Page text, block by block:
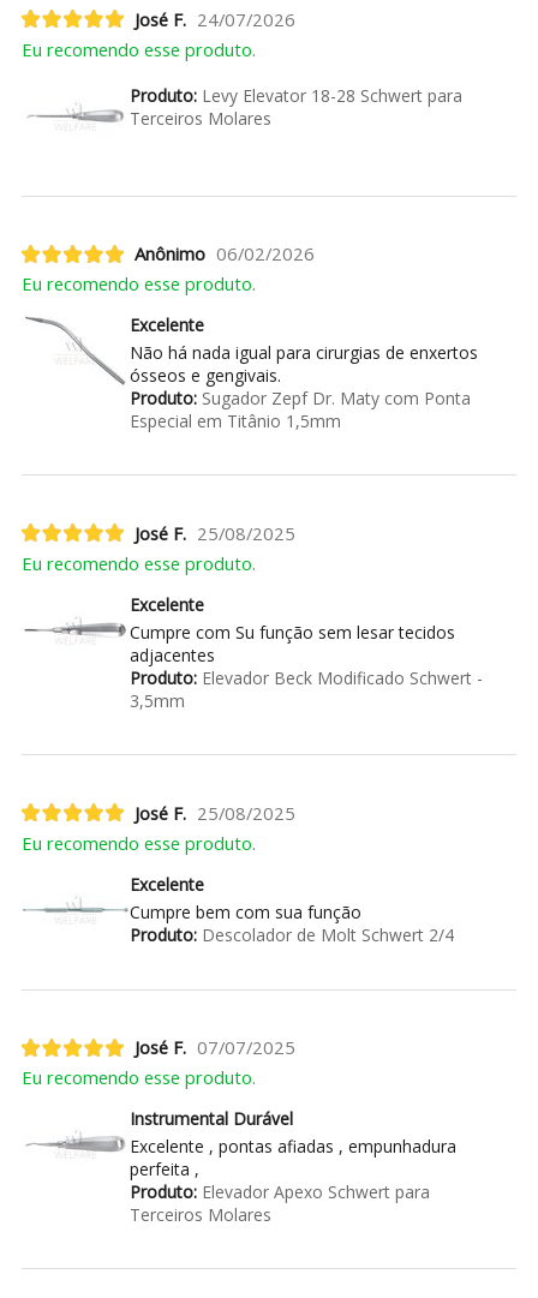
José F. 24/07/2026
Eu recomendo esse produto.
Produto:Levy Elevator 18-28 Schwert para
Terceiros Molares
Anônimo 06/02/2026
Eu recomendo esse produto.
Excelente
Não há nada igual para cirurgias de enxertos
ósseos e gengivais.
Produto:Sugador Zepf Dr. Maty com Ponta
Especial em Titânio 1,5mm
José F. 25/08/2025
Eu recomendo esse produto.
Excelente
Cumpre com Su função sem lesar tecidos
adjacentes
Produto:Elevador Beck Modificado Schwert -
3,5mm
José F. 25/08/2025
Eu recomendo esse produto.
Excelente
Cumpre bem com sua função
Produto:Descolador de Molt Schwert 2/4
José F. 07/07/2025
Eu recomendo esse produto.
Instrumental Durável
Excelente , pontas afiadas , empunhadura
perfeita ,
Produto:Elevador Apexo Schwert para
Terceiros Molares